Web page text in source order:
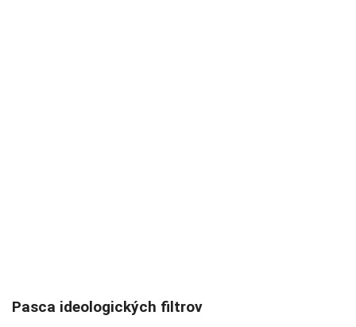
Pasca ideologických filtrov